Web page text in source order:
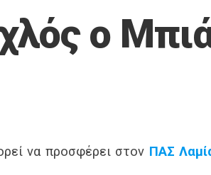
ο
να προσφέρει στον ΠΑΣ